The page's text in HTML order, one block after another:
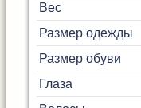
Вес
Размер одежды
Размер обуви
Глаза